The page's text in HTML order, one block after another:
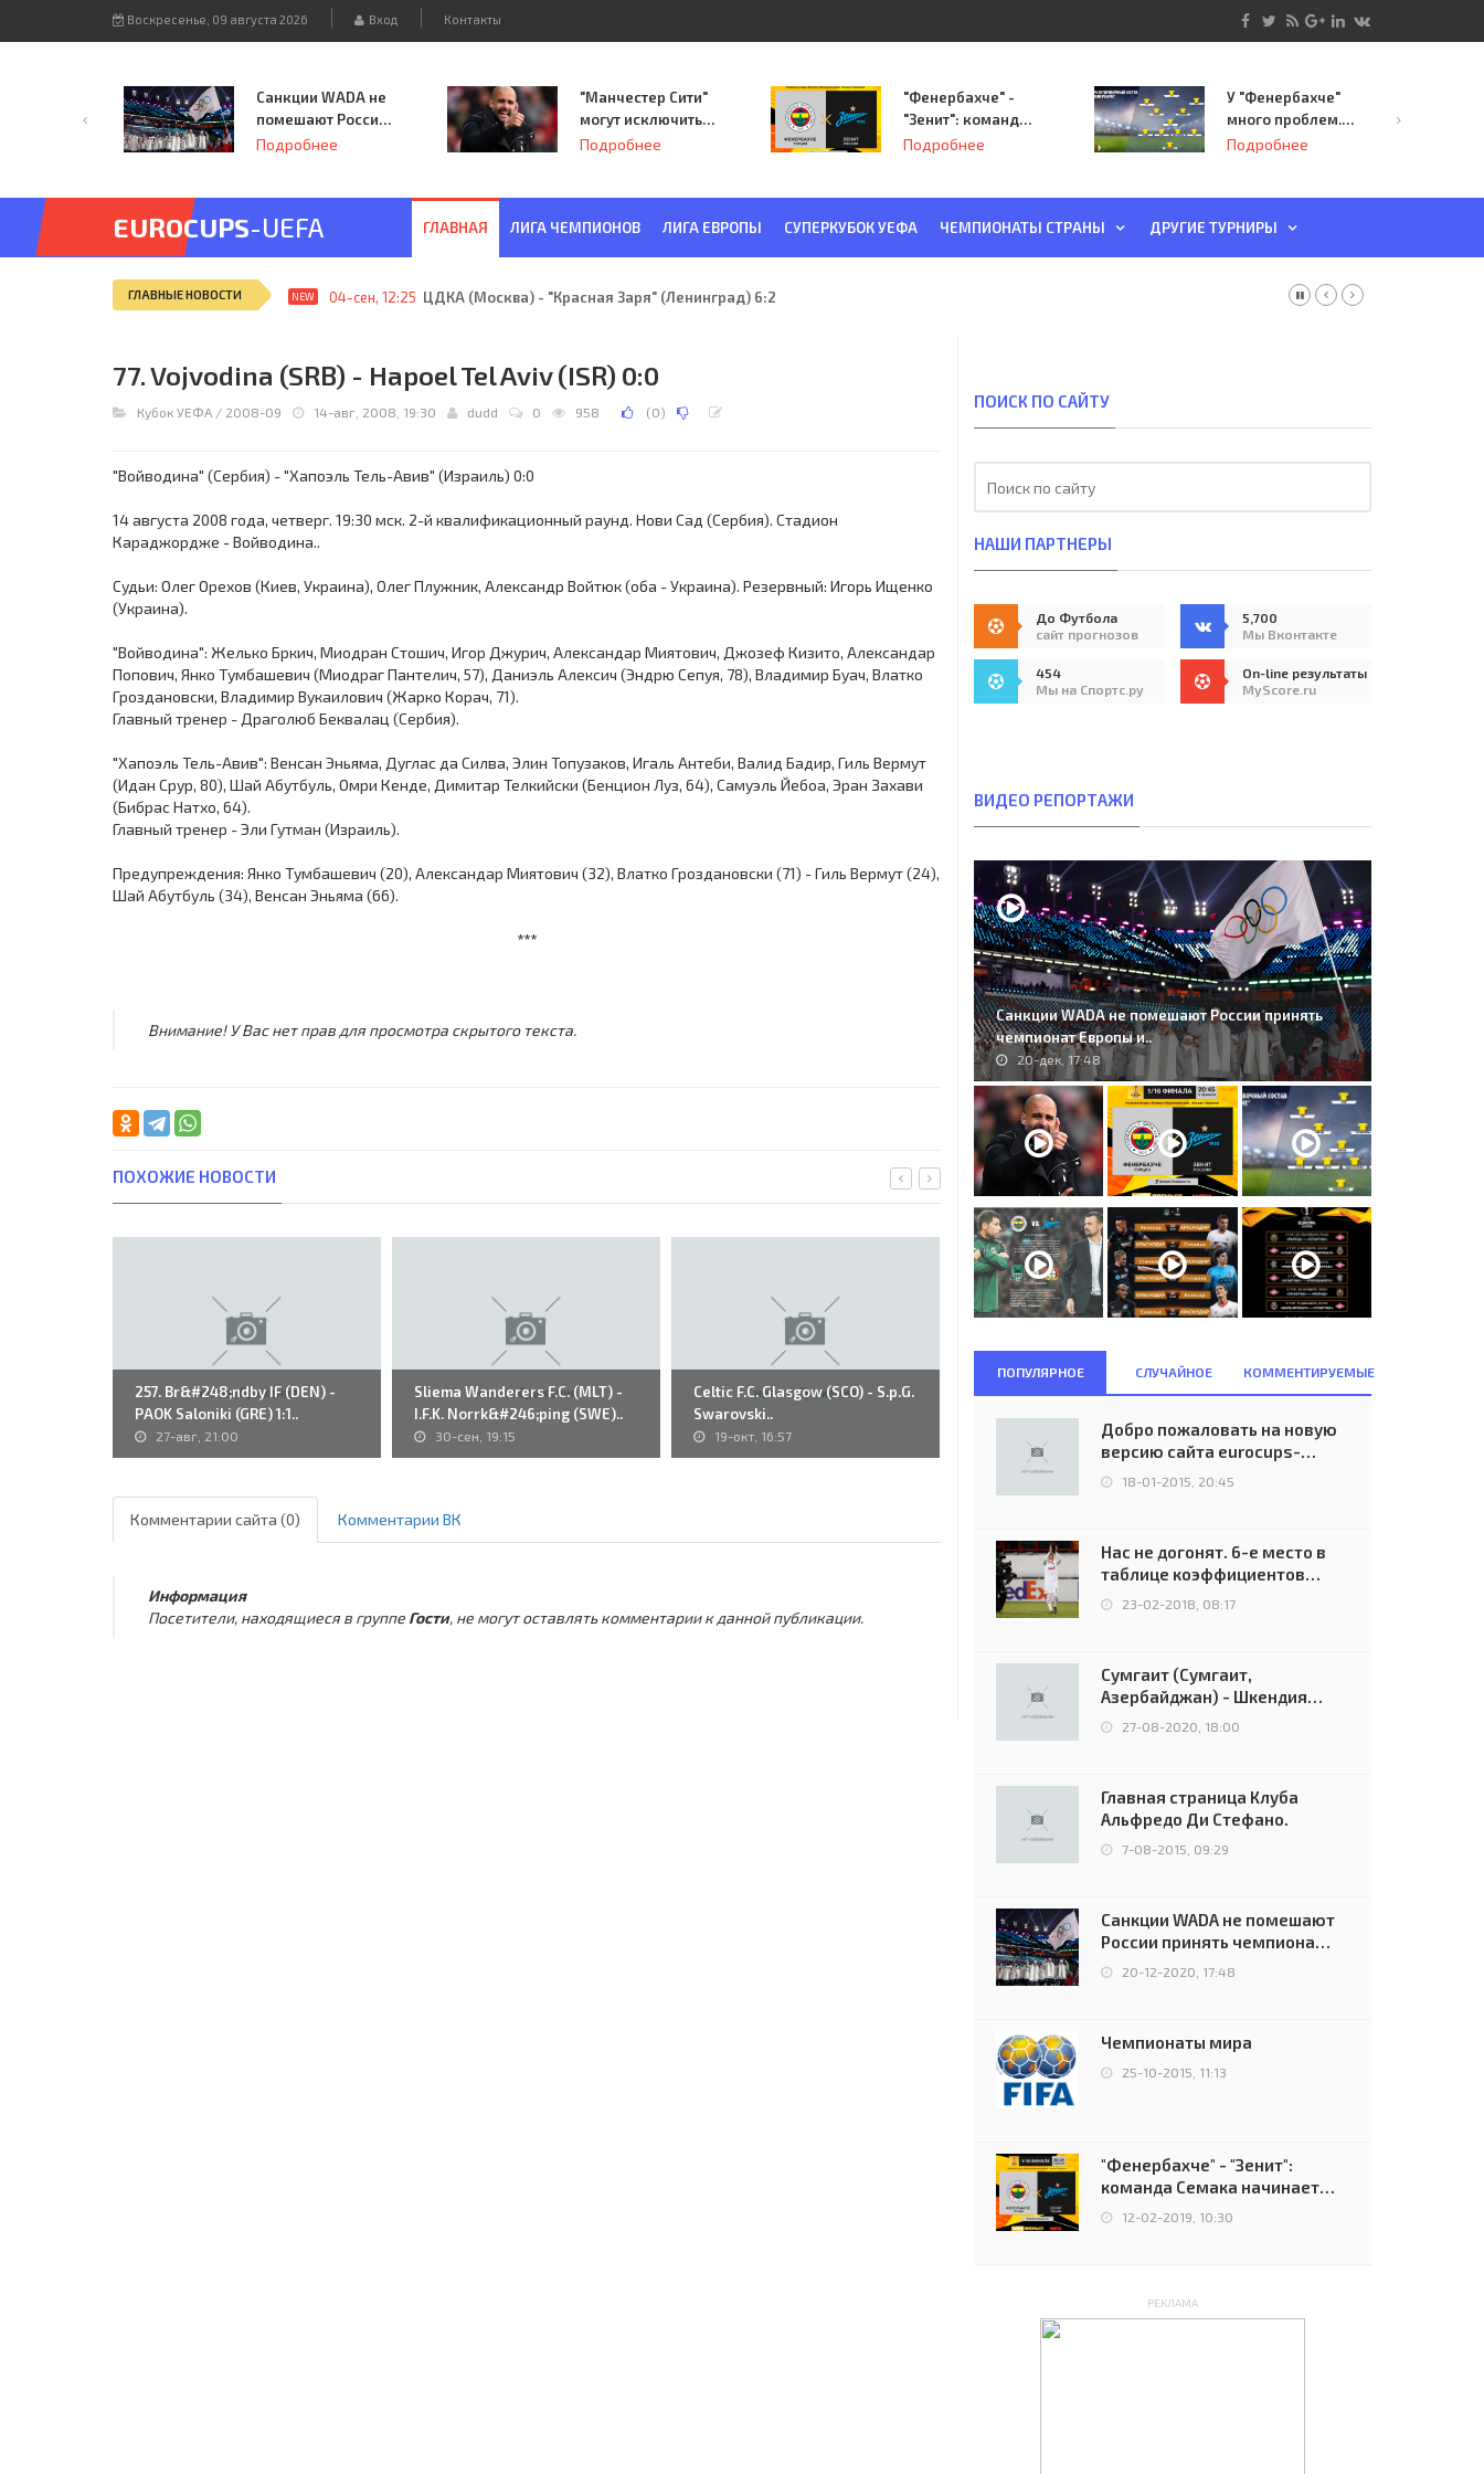
Воскресенье, 09 августа 2026 Вход Контакты
Санкции WADA не
помешают России
принять
Подробнее
"Манчестер Сити"
могут исключить
из Лиги
Подробнее
"Фенербахче" -
"Зенит": команда
Семака начинает
Подробнее
У "Фенербахче"
много проблем.
Но он опасен для
Подробнее
EUROCUPS-UEFA ГЛАВНАЯ ЛИГА ЧЕМПИОНОВ ЛИГА ЕВРОПЫ СУПЕРКУБОК УЕФА ЧЕМПИОНАТЫ СТРАНЫ ДРУГИЕ ТУРНИРЫ
ГЛАВНЫЕ НОВОСТИ NEW 04-сен, 12:25 ЦДКА (Москва) - "Красная Заря" (Ленинград) 6:2
77. Vojvodina (SRB) - Hapoel Tel Aviv (ISR) 0:0
Кубок УЕФА / 2008-09 14-авг, 2008, 19:30 dudd 0 958 (0)
"Войводина" (Сербия) - "Хапоэль Тель-Авив" (Израиль) 0:0
14 августа 2008 года, четверг. 19:30 мск. 2-й квалификационный раунд. Нови Сад (Сербия). Стадион
Караджордже - Войводина..
Судьи: Олег Орехов (Киев, Украина), Олег Плужник, Александр Войтюк (оба - Украина). Резервный: Игорь Ищенко
(Украина).
"Войводина": Желько Бркич, Миодран Стошич, Игор Джурич, Александар Миятович, Джозеф Кизито, Александар
Попович, Янко Тумбашевич (Миодраг Пантелич, 57), Даниэль Алексич (Эндрю Сепуя, 78), Владимир Буач, Влатко
Гроздановски, Владимир Вукаилович (Жарко Корач, 71).
Главный тренер - Драголюб Беквалац (Сербия).
"Хапоэль Тель-Авив": Венсан Эньяма, Дуглас да Силва, Элин Топузаков, Игаль Антеби, Валид Бадир, Гиль Вермут
(Идан Срур, 80), Шай Абутбуль, Омри Кенде, Димитар Телкийски (Бенцион Луз, 64), Самуэль Йебоа, Эран Захави
(Бибрас Натхо, 64).
Главный тренер - Эли Гутман (Израиль).
Предупреждения: Янко Тумбашевич (20), Александар Миятович (32), Влатко Гроздановски (71) - Гиль Вермут (24),
Шай Абутбуль (34), Венсан Эньяма (66).
***
Внимание! У Вас нет прав для просмотра скрытого текста.
ПОХОЖИЕ НОВОСТИ
257. Br&#248;ndby IF (DEN) -
PAOK Saloniki (GRE) 1:1..
27-авг, 21:00
Sliema Wanderers F.C. (MLT) -
I.F.K. Norrk&#246;ping (SWE)..
30-сен, 19:15
Celtic F.C. Glasgow (SCO) - S.p.G.
Swarovski..
19-окт, 16:57
81. GKS Katowice (POL) -
1. UE Sant Julià (AND) - Gżira
26-июн, 21:00
Комментарии сайта (0) Комментарии ВК
Информация
Посетители, находящиеся в группе Гости, не могут оставлять комментарии к данной публикации.
ПОИСК ПО САЙТУ
НАШИ ПАРТНЕРЫ
До Футбола
сайт прогнозов
5,700
Мы Вконтакте
454
Мы на Спортс.ру
On-line результаты
MyScore.ru
ВИДЕО РЕПОРТАЖИ
Санкции WADA не помешают России принять
чемпионат Европы и..
20-дек, 17:48
ПОПУЛЯРНОЕ СЛУЧАЙНОЕ КОММЕНТИРУЕМЫЕ
Добро пожаловать на новую
версию сайта eurocups-
uefa.ru
18-01-2015, 20:45
Нас не догонят. 6-е место в
таблице коэффициентов
УЕФА остаётся за Россией
23-02-2018, 08:17
Сумгаит (Сумгаит,
Азербайджан) - Шкендия
(Тетово, Северная
Македония) - 0:2 (0:0)
27-08-2020, 18:00
Главная страница Клуба
Альфредо Ди Стефано.
7-08-2015, 09:29
Санкции WADA не помешают
России принять чемпионат
Европы и финал Лиги
чемпионов.
20-12-2020, 17:48
Чемпионаты мира
25-10-2015, 11:13
"Фенербахче" - "Зенит":
команда Семака начинает
путь в плей-офф Лиги
12-02-2019, 10:30
РЕКЛАМА